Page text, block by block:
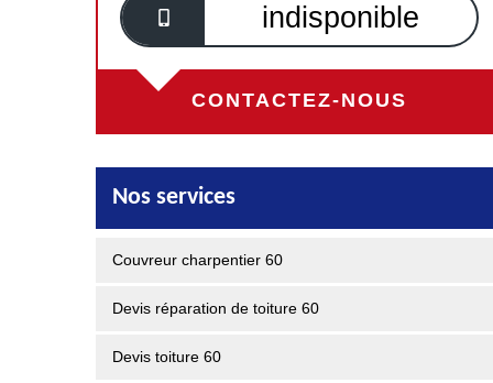
indisponible
CONTACTEZ-NOUS
Nos services
Couvreur charpentier 60
Devis réparation de toiture 60
Devis toiture 60